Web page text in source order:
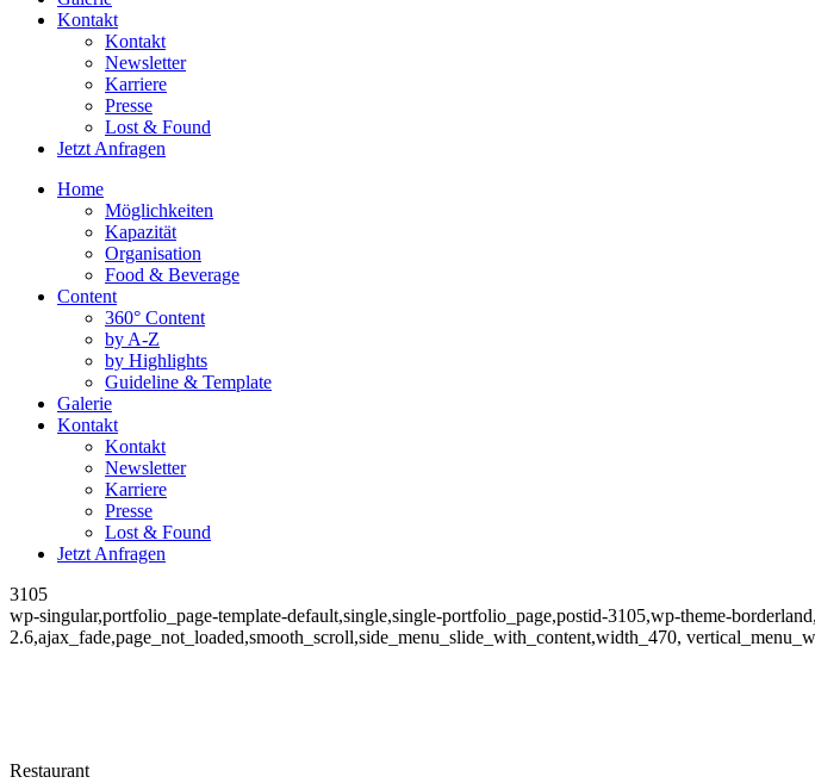
Kontakt
Kontakt
Newsletter
Karriere
Presse
Lost & Found
Jetzt Anfragen
Home
Möglichkeiten
Kapazität
Organisation
Food & Beverage
Content
360° Content
by A-Z
by Highlights
Guideline & Template
Galerie
Kontakt
Kontakt
Newsletter
Karriere
Presse
Lost & Found
Jetzt Anfragen
3105
wp-singular,portfolio_page-template-default,single,single-portfolio_page,postid-3105,wp-theme-
2.6,ajax_fade,page_not_loaded,smooth_scroll,side_menu_slide_with_content,width_470,
Restaurant